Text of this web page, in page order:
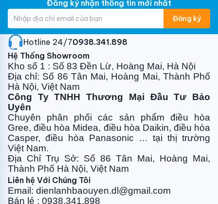
Đăng ký nhận thông tin mới nhất
Đăng ký
Hotline 24/7:0938.341.898
Hệ Thống Showroom
Kho số 1 : Số 83 Đền Lừ, Hoàng Mai, Hà Nội
Địa chỉ: Số 86 Tân Mai, Hoàng Mai, Thành Phố
Hà Nội, Việt Nam
Công Ty TNHH Thương Mại Đầu Tư Bảo
Uyên
Chuyên phân phối các sản phẩm điều hòa
Gree, điều hòa Midea, điều hòa Daikin, điều hòa
Casper, điều hòa Panasonic … tại thị trường
Việt Nam.
Địa Chỉ Trụ Sở: Số 86 Tân Mai, Hoàng Mai,
Thành Phố Hà Nội, Việt Nam
Liên hệ Với Chúng Tôi
Email: dienlanhbaouyen.dl@gmail.com
Bán lẻ : 0938.341.898